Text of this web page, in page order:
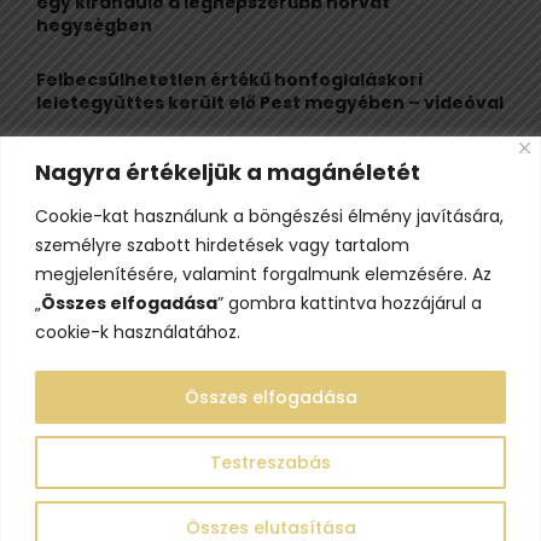
Nagyra értékeljük a magánéletét
Cookie-kat használunk a böngészési élmény javítására,
személyre szabott hirdetések vagy tartalom
megjelenítésére, valamint forgalmunk elemzésére. Az
„Összes elfogadása” gombra kattintva hozzájárul a
cookie-k használatához.
Testreszabás
Összes elutasítása
Összes elfogadása
hegységben
Felbecsülhetetlen értékű honfoglaláskori
leletegyüttes került elő Pest megyében – videóval
Eltűnt egy 21 éves fiatal, az Ozora fesztiválon
látták utoljára
Visszarepít az időbe, legendáival pedig megragad
a völgyben megbújó Árpád-kori templom
@2023 - www.lelepo.hu. Minden jog fenntartva.